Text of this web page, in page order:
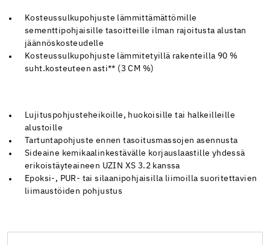
Kosteussulkupohjuste lämmittämättömille
sementtipohjaisille tasoitteille ilman rajoitusta alustan
jäännöskosteudelle
Kosteussulkupohjuste lämmitetyillä rakenteilla 90 %
suht.kosteuteen asti** (3 CM %)
Lujituspohjusteheikoille, huokoisille tai halkeilleille
alustoille
Tartuntapohjuste ennen tasoitusmassojen asennusta
Sideaine kemikaalinkestävälle korjauslaastille yhdessä
erikoistäyteaineen UZIN XS 3.2 kanssa
Epoksi-, PUR- tai silaanipohjaisilla liimoilla suoritettavien
liimaustöiden pohjustus